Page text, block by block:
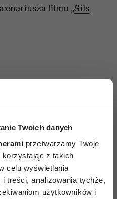
Twoich danych
przetwarzamy Twoje
korzystając z takich
celu wyświetlania
treści, analizowania tychże,
użytkowników i
filmu „Sils